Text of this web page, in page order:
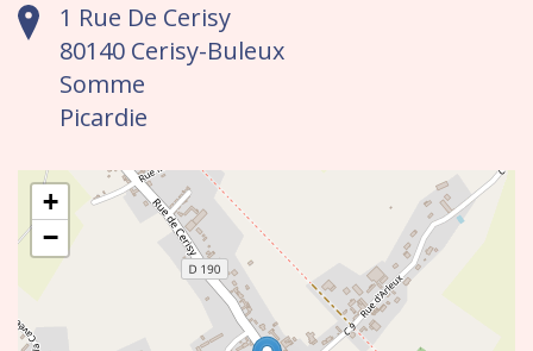
1 Rue De Cerisy
80140 Cerisy-Buleux
Somme
Picardie
+
−